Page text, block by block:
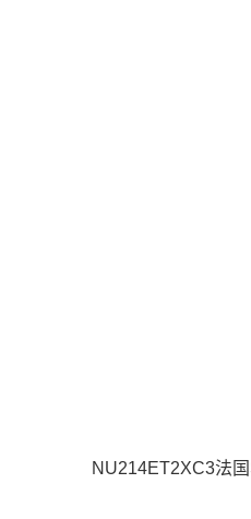
NU214ET2XC3法